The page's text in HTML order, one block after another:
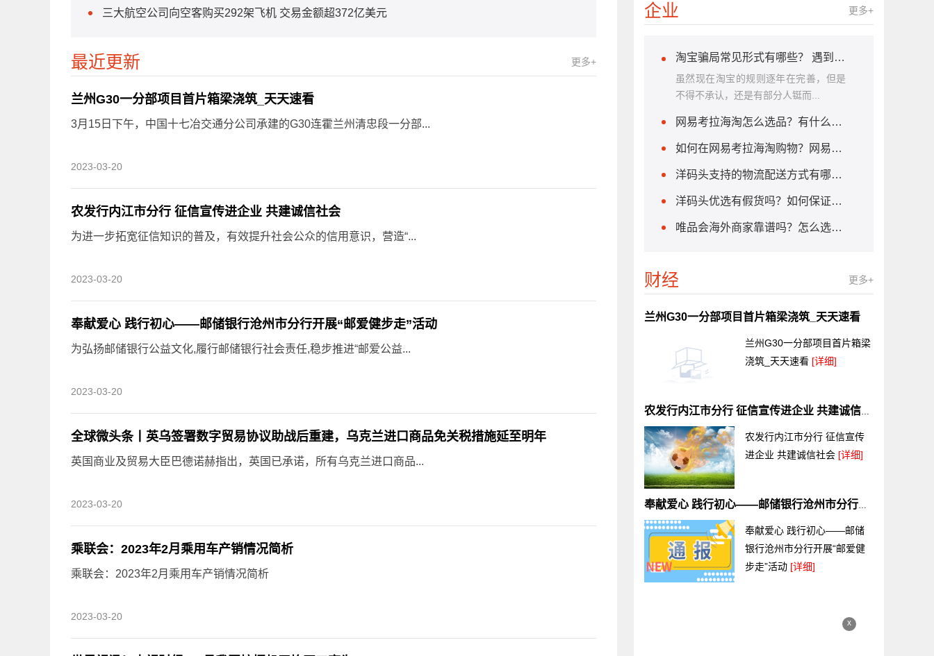
三大航空公司向空客购买292架飞机 交易金额超372亿美元
最近更新 更多+
兰州G30一分部项目首片箱梁浇筑_天天速看
3月15日下午，中国十七冶交通分公司承建的G30连霍兰州清忠段一分部...
2023-03-20
农发行内江市分行 征信宣传进企业 共建诚信社会
为进一步拓宽征信知识的普及，有效提升社会公众的信用意识，营造“...
2023-03-20
奉献爱心 践行初心——邮储银行沧州市分行开展“邮爱健步走”活动
为弘扬邮储银行公益文化,履行邮储银行社会责任,稳步推进“邮爱公益...
2023-03-20
全球微头条丨英乌签署数字贸易协议助战后重建，乌克兰进口商品免关税措施延至明年
英国商业及贸易大臣巴德诺赫指出，英国已承诺，所有乌克兰进口商品...
2023-03-20
乘联会：2023年2月乘用车产销情况简析
乘联会：2023年2月乘用车产销情况简析
2023-03-20
企业 更多+
淘宝骗局常见形式有哪些？ 遇到淘宝诈骗该怎么办?
虽然现在淘宝的规则逐年在完善，但是
不得不承认，还是有部分人铤而...
网易考拉海淘怎么选品？有什么方法？
如何在网易考拉海淘购物？网易考拉海购是正品吗？
洋码头支持的物流配送方式有哪些？未收到货或卖家不发货怎么办?
洋码头优选有假货吗？如何保证消费者权益？
唯品会海外商家靠谱吗？怎么选择靠谱购物平台？
财经 更多+
兰州G30一分部项目首片箱梁浇筑_天天速看
兰州G30一分部项目首片箱梁
浇筑_天天速看 [详细]
农发行内江市分行 征信宣传进企业 共建诚信社会
农发行内江市分行 征信宣传
进企业 共建诚信社会 [详细]
奉献爱心 践行初心——邮储银行沧州市分行开展“邮爱健步走”活动
奉献爱心 践行初心——邮储
银行沧州市分行开展“邮爱健
步走”活动 [详细]
x